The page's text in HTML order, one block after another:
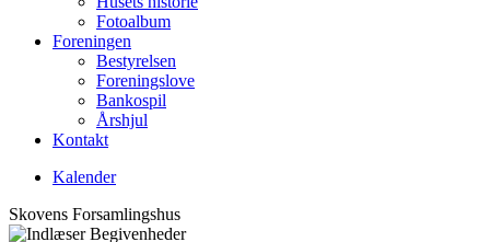
Fotoalbum
Foreningen
Bestyrelsen
Foreningslove
Bankospil
Årshjul
Kontakt
Kalender
Skovens Forsamlingshus